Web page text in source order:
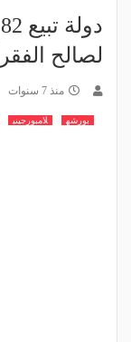
لصالح
منذ 7 سنوات
بورشه لامبورجيني